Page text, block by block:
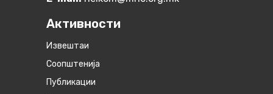
Активности
Извештаи
Соопштенија
Публикации